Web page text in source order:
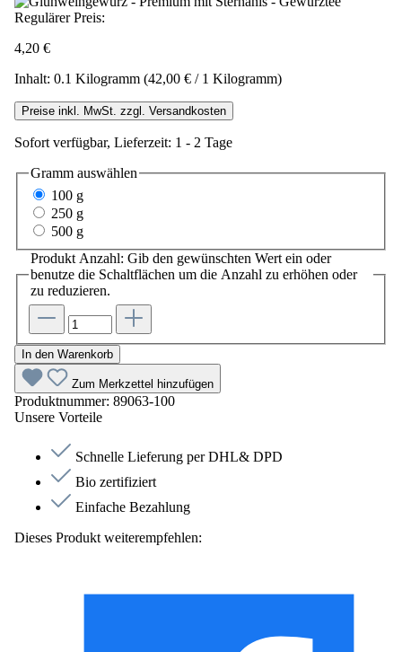
Regulärer Preis:
4,20 €
Inhalt: 0.1 Kilogramm (42,00 € / 1 Kilogramm)
Preise inkl. MwSt. zzgl. Versandkosten
Sofort verfügbar, Lieferzeit: 1 - 2 Tage
Gramm auswählen
100 g
250 g
500 g
Produkt Anzahl: Gib den gewünschten Wert ein oder
benutze die Schaltflächen um die Anzahl zu erhöhen oder
zu reduzieren.
In den Warenkorb
Zum Merkzettel hinzufügen
Produktnummer: 89063-100
Unsere Vorteile
Schnelle Lieferung per DHL& DPD
Bio zertifiziert
Einfache Bezahlung
Dieses Produkt weiterempfehlen: